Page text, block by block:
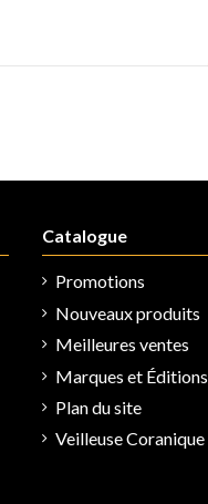
Catalogue
Promotions
Nouveaux produits
Meilleures ventes
Marques et Éditions
Plan du site
Veilleuse Coranique